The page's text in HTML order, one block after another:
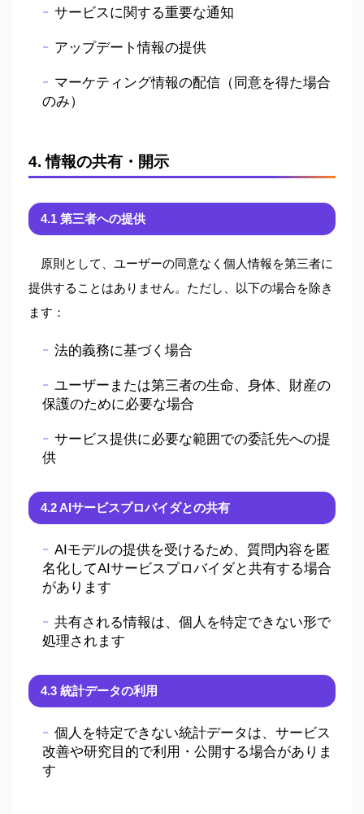
サービスに関する重要な通知
アップデート情報の提供
マーケティング情報の配信（同意を得た場合
のみ）
4. 情報の共有・開示
4.1 第三者への提供
原則として、ユーザーの同意なく個人情報を第三者に
提供することはありません。ただし、以下の場合を除き
ます：
法的義務に基づく場合
ユーザーまたは第三者の生命、身体、財産の
保護のために必要な場合
サービス提供に必要な範囲での委託先への提
供
4.2 AIサービスプロバイダとの共有
AIモデルの提供を受けるため、質問内容を匿
名化してAIサービスプロバイダと共有する場合
があります
共有される情報は、個人を特定できない形で
処理されます
4.3 統計データの利用
個人を特定できない統計データは、サービス
改善や研究目的で利用・公開する場合がありま
す